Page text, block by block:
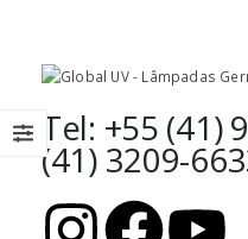
Tel: +55 (41)
(41) 3209-